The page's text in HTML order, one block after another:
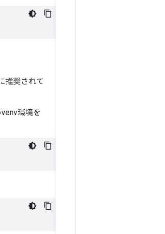
推奨されて
環境を